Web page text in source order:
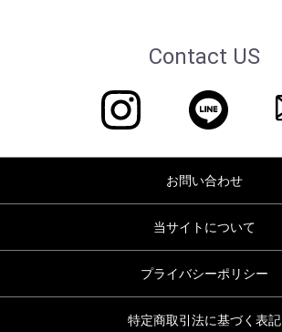
Contact US
お問い合わせ
当サイトについて
プライバシーポリシー
特定商取引法に基づく表記